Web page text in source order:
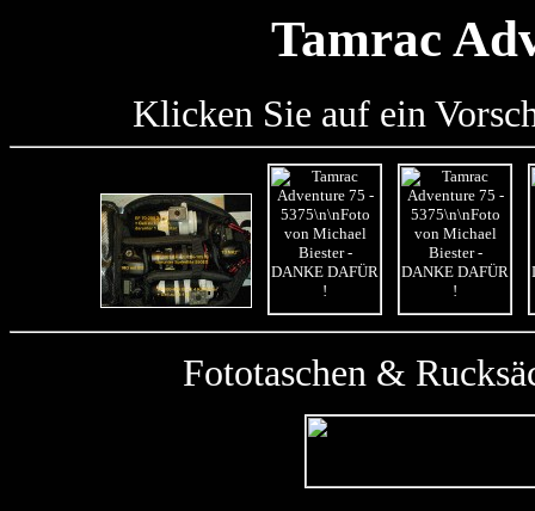
Tamrac
Klicken Sie auf ein
Fototaschen &